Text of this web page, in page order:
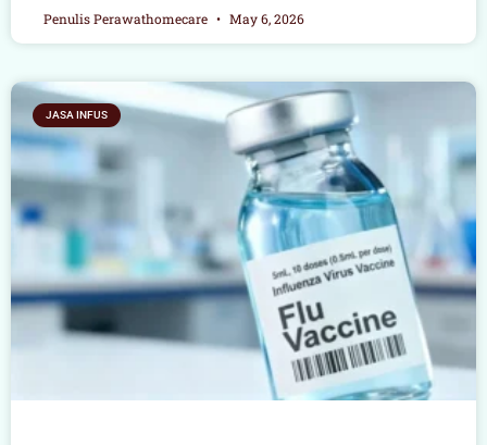
Penulis Perawathomecare May 6, 2026
JASA INFUS